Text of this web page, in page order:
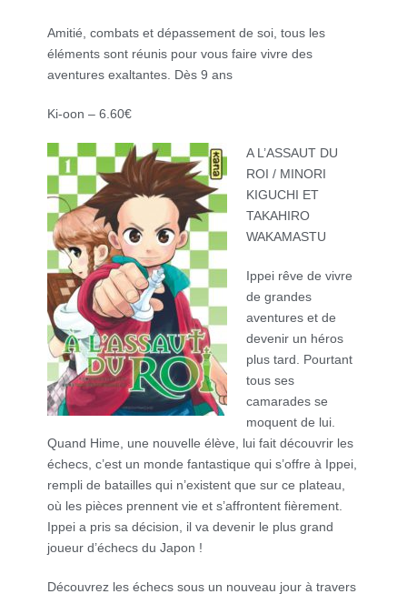
Amitié, combats et dépassement de soi, tous les
éléments sont réunis pour vous faire vivre des
aventures exaltantes. Dès 9 ans
Ki-oon – 6.60€
A L’ASSAUT DU
ROI / MINORI
KIGUCHI ET
TAKAHIRO
WAKAMASTU
Ippei rêve de vivre
de grandes
aventures et de
devenir un héros
plus tard. Pourtant
tous ses
camarades se
moquent de lui.
Quand Hime, une nouvelle élève, lui fait découvrir les
échecs, c’est un monde fantastique qui s’offre à Ippei,
rempli de batailles qui n’existent que sur ce plateau,
où les pièces prennent vie et s’affrontent fièrement.
Ippei a pris sa décision, il va devenir le plus grand
joueur d’échecs du Japon !
Découvrez les échecs sous un nouveau jour à travers